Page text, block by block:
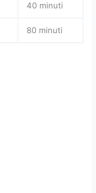
40 minuti
80 minuti